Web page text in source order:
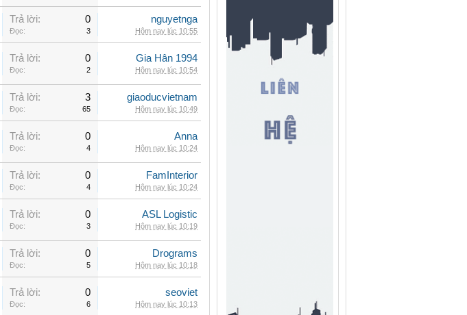
Trả lời: 0
Đọc: 3
nguyetnga
Hôm nay lúc 10:55
Trả lời: 0
Đọc: 2
Gia Hân 1994
Hôm nay lúc 10:54
Trả lời: 3
Đọc: 65
giaoducvietnam
Hôm nay lúc 10:49
Trả lời: 0
Đọc: 4
Anna
Hôm nay lúc 10:24
Trả lời: 0
Đọc: 4
FamInterior
Hôm nay lúc 10:24
Trả lời: 0
Đọc: 3
ASL Logistic
Hôm nay lúc 10:19
Trả lời: 0
Đọc: 5
Drograms
Hôm nay lúc 10:18
Trả lời: 0
Đọc: 6
seoviet
Hôm nay lúc 10:13